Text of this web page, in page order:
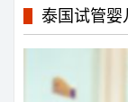
泰国试管婴